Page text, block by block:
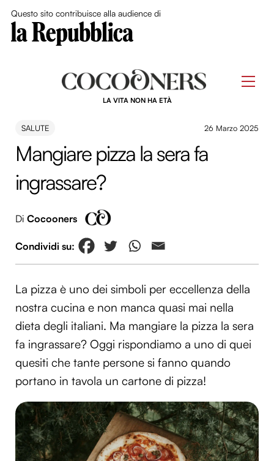
Questo sito contribuisce alla audience di
LA VITA NON HA ETÀ
SALUTE 26 Marzo 2025
Mangiare pizza la sera fa
ingrassare?
Di Cocooners
La pizza è uno dei simboli per eccellenza della
nostra cucina e non manca quasi mai nella
dieta degli italiani. Ma mangiare la pizza la sera
fa ingrassare? Oggi rispondiamo a uno di quei
quesiti che tante persone si fanno quando
portano in tavola un cartone di pizza!